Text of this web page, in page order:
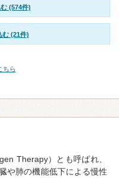
(574件)
む (21件)
ちら
Therapy）とも呼ばれ、
や肺の機能低下による慢性